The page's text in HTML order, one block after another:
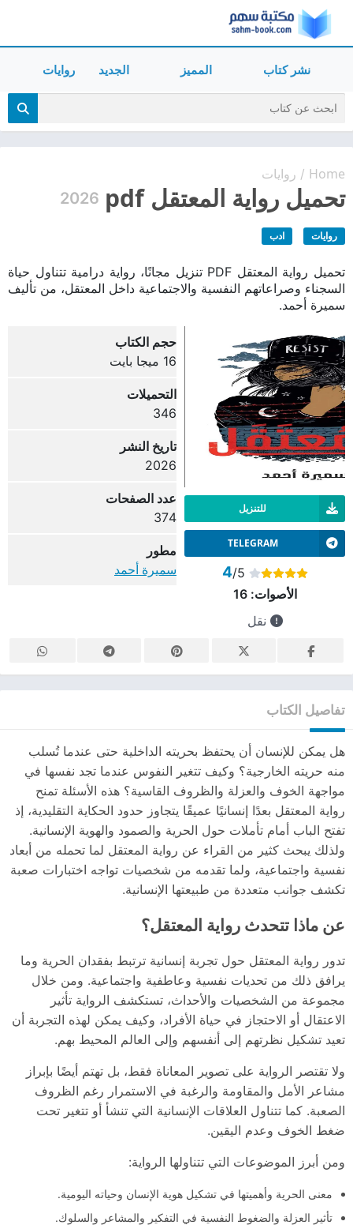
نشر كتاب المميز الجديد روايات
Home
/ روايات
تحميل رواية المعتقل pdf 2026
روايات ادب
تحميل رواية المعتقل PDF تنزيل مجانًا، رواية درامية تتناول حياة
السجناء وصراعاتهم النفسية والاجتماعية داخل المعتقل، من تأليف
سميرة أحمد.
للتنزيل
TELEGRAM
4/5
الأصوات:16
نقل
حجم الكتاب
16 ميجا بايت
التحميلات
346
تاريخ النشر
2026
عدد الصفحات
374
مطور
سميرة أحمد
تفاصيل الكتاب
هل يمكن للإنسان أن يحتفظ بحريته الداخلية حتى عندما تُسلب
منه حريته الخارجية؟ وكيف تتغير النفوس عندما تجد نفسها في
مواجهة الخوف والعزلة والظروف القاسية؟ هذه الأسئلة تمنح
رواية المعتقل بعدًا إنسانيًا عميقًا يتجاوز حدود الحكاية التقليدية، إذ
تفتح الباب أمام تأملات حول الحرية والصمود والهوية الإنسانية.
ولذلك يبحث كثير من القراء عن رواية المعتقل لما تحمله من أبعاد
نفسية واجتماعية، ولما تقدمه من شخصيات تواجه اختبارات صعبة
تكشف جوانب متعددة من طبيعتها الإنسانية.
عن ماذا تتحدث رواية المعتقل؟
تدور رواية المعتقل حول تجربة إنسانية ترتبط بفقدان الحرية وما
يرافق ذلك من تحديات نفسية وعاطفية واجتماعية. ومن خلال
مجموعة من الشخصيات والأحداث، تستكشف الرواية تأثير
الاعتقال أو الاحتجاز في حياة الأفراد، وكيف يمكن لهذه التجربة أن
تعيد تشكيل نظرتهم إلى أنفسهم وإلى العالم المحيط بهم.
ولا تقتصر الرواية على تصوير المعاناة فقط، بل تهتم أيضًا بإبراز
مشاعر الأمل والمقاومة والرغبة في الاستمرار رغم الظروف
الصعبة. كما تتناول العلاقات الإنسانية التي تنشأ أو تتغير تحت
ضغط الخوف وعدم اليقين.
ومن أبرز الموضوعات التي تتناولها الرواية:
معنى الحرية وأهميتها في تشكيل هوية الإنسان وحياته اليومية.
تأثير العزلة والضغوط النفسية في التفكير والمشاعر والسلوك.